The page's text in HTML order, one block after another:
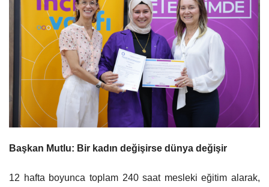
Başkan Mutlu: Bir kadın değişirse dünya değişir
12 hafta boyunca toplam 240 saat mesleki eğitim alarak,